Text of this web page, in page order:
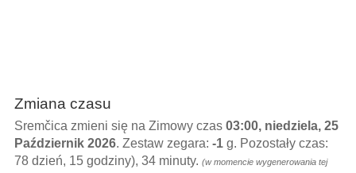
Zmiana czasu
Sremčica zmieni się na Zimowy czas 03:00, niedziela, 25
Październik 2026. Zestaw zegara: -1g. Pozostały czas:
78 dzień, 15 godziny), 34 minuty. (w momencie wygenerowania tej